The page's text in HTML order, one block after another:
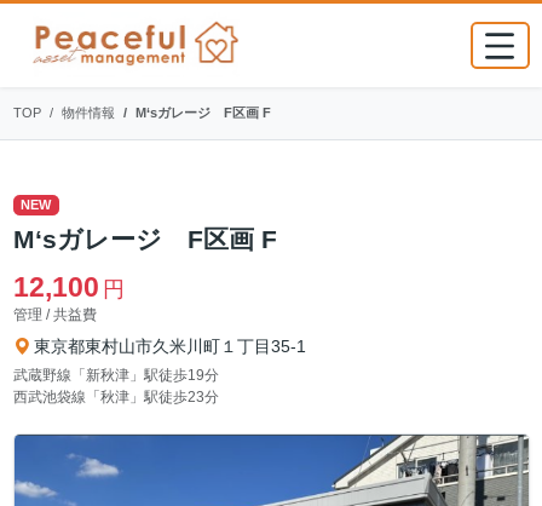
TOP 物件情報 M‘sガレージ F区画 F
NEW
M‘sガレージ F区画 F
12,100 円
管理 / 共益費
東京都東村山市久米川町１丁目35-1
武蔵野線「新秋津」駅徒歩19分
西武池袋線「秋津」駅徒歩23分